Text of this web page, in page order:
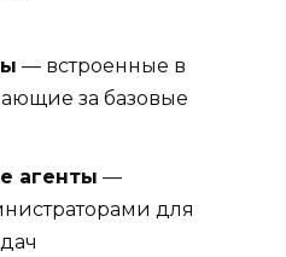
— встроенные в
за базовые
агенты —
для